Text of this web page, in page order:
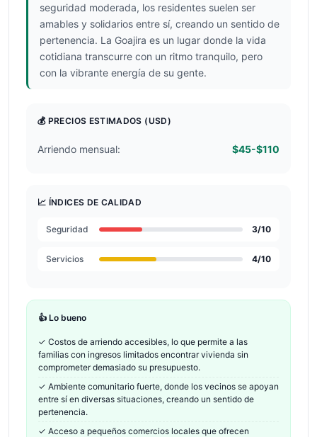
seguridad moderada, los residentes suelen ser
amables y solidarios entre sí, creando un sentido de
pertenencia. La Goajira es un lugar donde la vida
cotidiana transcurre con un ritmo tranquilo, pero
con la vibrante energía de su gente.
💰 PRECIOS ESTIMADOS (USD)
Arriendo mensual: $45-$110
📈 ÍNDICES DE CALIDAD
Seguridad 3/10
Servicios 4/10
👍 Lo bueno
✓ Costos de arriendo accesibles, lo que permite a las
familias con ingresos limitados encontrar vivienda sin
comprometer demasiado su presupuesto.
✓ Ambiente comunitario fuerte, donde los vecinos se apoyan
entre sí en diversas situaciones, creando un sentido de
pertenencia.
✓ Acceso a pequeños comercios locales que ofrecen